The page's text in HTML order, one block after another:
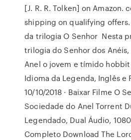
[J. R. R. Tolken] on Amazon.
shipping on qualifying
da trilogia O Senhor Nesta
trilogia do Senhor dos
Anel o jovem e tímido
Idioma da Legenda, Inglês e
10/10/2018 · Baixar Filme O
Sociedade do Anel Torrent
Legendado, Dual Áudio,
Completo Download The